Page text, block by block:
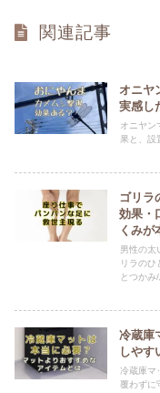
関連記事
オニヤ
実感し
オニヤン
果と、設
ゴリラ
効果・
くみが
男性の太
リラのひ
とつかみ
冷蔵庫
しやす
冷蔵庫マ
覆わずに